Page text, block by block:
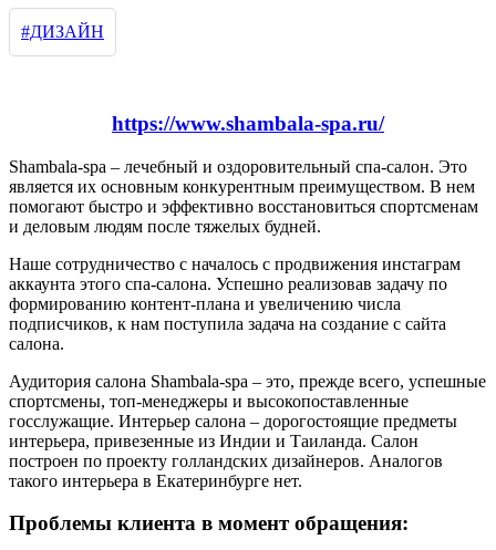
#ДИЗАЙН
https://www.shambala-spa.ru/
Shambala-spa – лечебный и оздоровительный спа-салон. Это
является их основным конкурентным преимуществом. В нем
помогают быстро и эффективно восстановиться спортсменам
и деловым людям после тяжелых будней.
Наше сотрудничество с началось с продвижения инстаграм
аккаунта этого спа-салона. Успешно реализовав задачу по
формированию контент-плана и увеличению числа
подписчиков, к нам поступила задача на создание с сайта
салона.
Аудитория салона Shambala-spa – это, прежде всего, успешные
спортсмены, топ-менеджеры и высокопоставленные
госслужащие. Интерьер салона – дорогостоящие предметы
интерьера, привезенные из Индии и Таиланда. Салон
построен по проекту голландских дизайнеров. Аналогов
такого интерьера в Екатеринбурге нет.
Проблемы клиента в момент обращения: